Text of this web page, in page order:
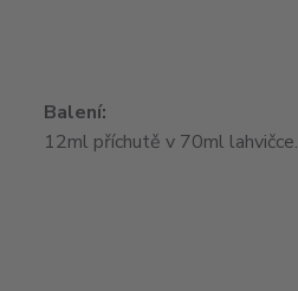
Balení:
12ml příchutě v 70ml lahvičce.